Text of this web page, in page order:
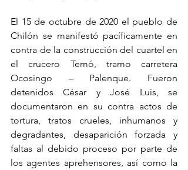
El 15 de octubre de 2020 el pueblo de
Chilón se manifestó pacíficamente en
contra de la construcción del cuartel en
el crucero Temó, tramo carretera
Ocosingo – Palenque. Fueron
detenidos César y José Luis, se
documentaron en su contra actos de
tortura, tratos crueles, inhumanos y
degradantes, desaparición forzada y
faltas al debido proceso por parte de
los agentes aprehensores, así como la